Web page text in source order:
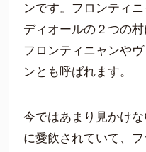
ンです。フロンティ
ディオールの２つの
フロンティニャンや
ンとも呼ばれます。
今ではあまり見かけ
に愛飲されていて、